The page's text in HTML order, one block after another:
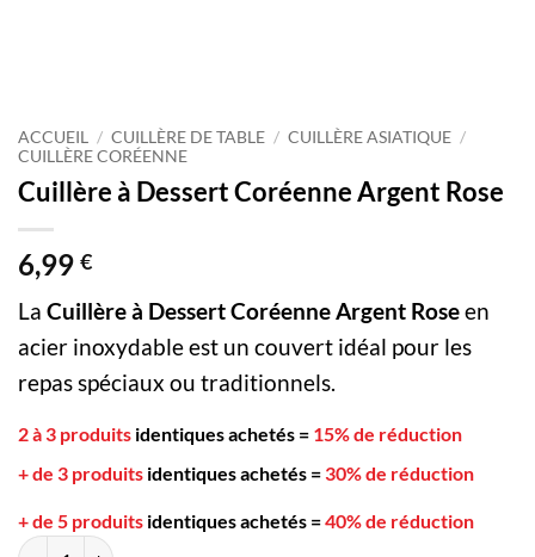
ACCUEIL / CUILLÈRE DE TABLE / CUILLÈRE ASIATIQUE /
CUILLÈRE CORÉENNE
Cuillère à Dessert Coréenne Argent Rose
6,99 €
La Cuillère à Dessert Coréenne Argent Roseen
acier inoxydable est un couvert idéal pour les
repas spéciaux ou traditionnels.
2 à 3 produits identiques achetés = 15% de réduction
+ de 3 produits identiques achetés = 30% de réduction
+ de 5 produits identiques achetés =40% de réduction
quantité de Cuillère à Dessert Coréenne Argent Rose